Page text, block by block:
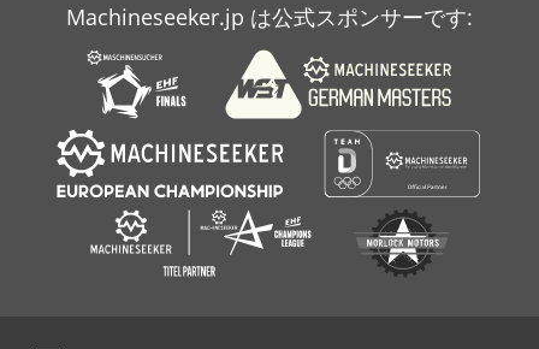
Machineseeker.jp は公式スポンサーです: